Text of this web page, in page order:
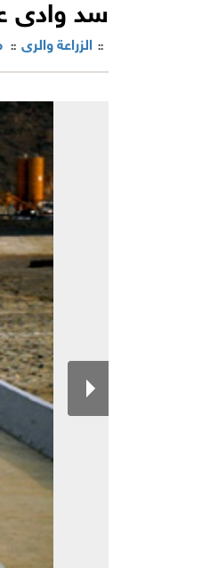
سد وادى
::الزراعة والرى ::